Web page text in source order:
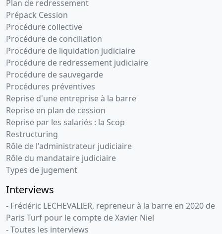
Plan de redressement
Prépack Cession
Procédure collective
Procédure de conciliation
Procédure de liquidation judiciaire
Procédure de redressement judiciaire
Procédure de sauvegarde
Procédures préventives
Reprise d'une entreprise à la barre
Reprise en plan de cession
Reprise par les salariés : la Scop
Restructuring
Rôle de l'administrateur judiciaire
Rôle du mandataire judiciaire
Types de jugement
Interviews
- Frédéric LECHEVALIER, repreneur à la barre en 2020 de
Paris Turf pour le compte de Xavier Niel
- Toutes les interviews